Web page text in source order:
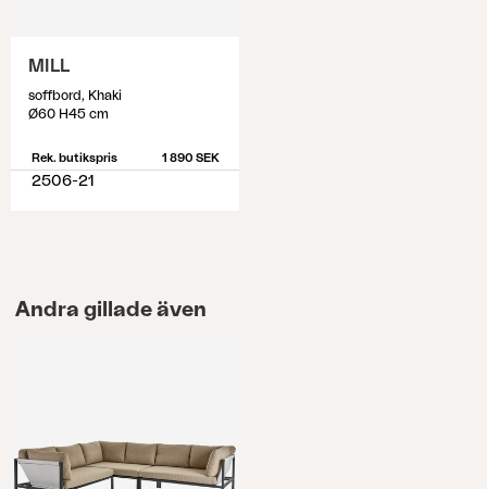
MILL
soffbord, Khaki
Ø60 H45 cm
Rek. butikspris 1 890 SEK
2506-21
Andra gillade även